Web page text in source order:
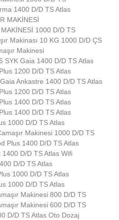
1400 D/D TS Atlas
MAKİNESİ
1000 D/D TS
Makinası 10 KG 1000 D/D ÇS
Makinesi
SYK Gaia 1400 D/D TS Atlas
1200 D/D TS Atlas
Ankastre 1400 D/D TS Atlas
1200 D/D TS Atlas
1400 D/D TS Atlas
1400 D/D TS Atlas
1000 D/D TS Atlas
Makinesi 1000 D/D TS
Plus 1400 D/D TS Atlas
D/D TS Atlas Wifi
D/D TS Atlas
1000 D/D TS Atlas
1000 D/D TS Atlas
Makinesi 800 D/D TS
Makinesi 600 D/D TS
D/D TS Atlas Oto Dozaj